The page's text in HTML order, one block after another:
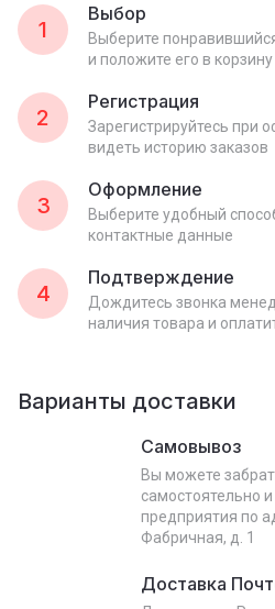
1
Выбор
Выберите
и положите его в корзину
2
Регистрация
Зарегистрируйтесь при
видеть историю заказов
3
Оформление
Выберите удобный
контактные данные
4
Подтверждение
Дождитесь звонка
наличия товара и
Варианты доставки
Самовывоз
Вы можете
самостоятельно
предприятия по
Фабричная, д. 1
Доставка